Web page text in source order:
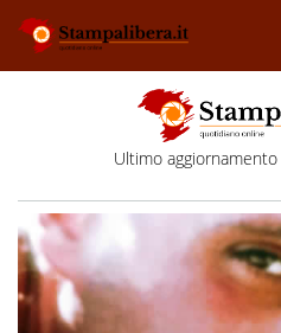
Ultimo aggiornamento